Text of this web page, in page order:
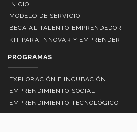
INICIO
MODELO DE SERVICIO
BECA AL TALENTO EMPRENDEDOR
KIT PARA INNOVAR Y EMPRENDER
PROGRAMAS
EXPLORACIÓN E INCUBACIÓN
EMPRENDIMIENTO SOCIAL
EMPRENDIMIENTO TECNOLÓGICO
DESARROLLO DE PYMES